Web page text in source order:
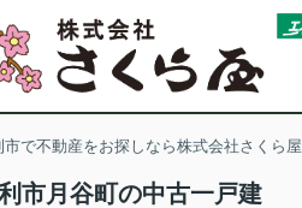
市で不動産をお探しなら株式会社さくら屋
市月谷町の中古一戸建